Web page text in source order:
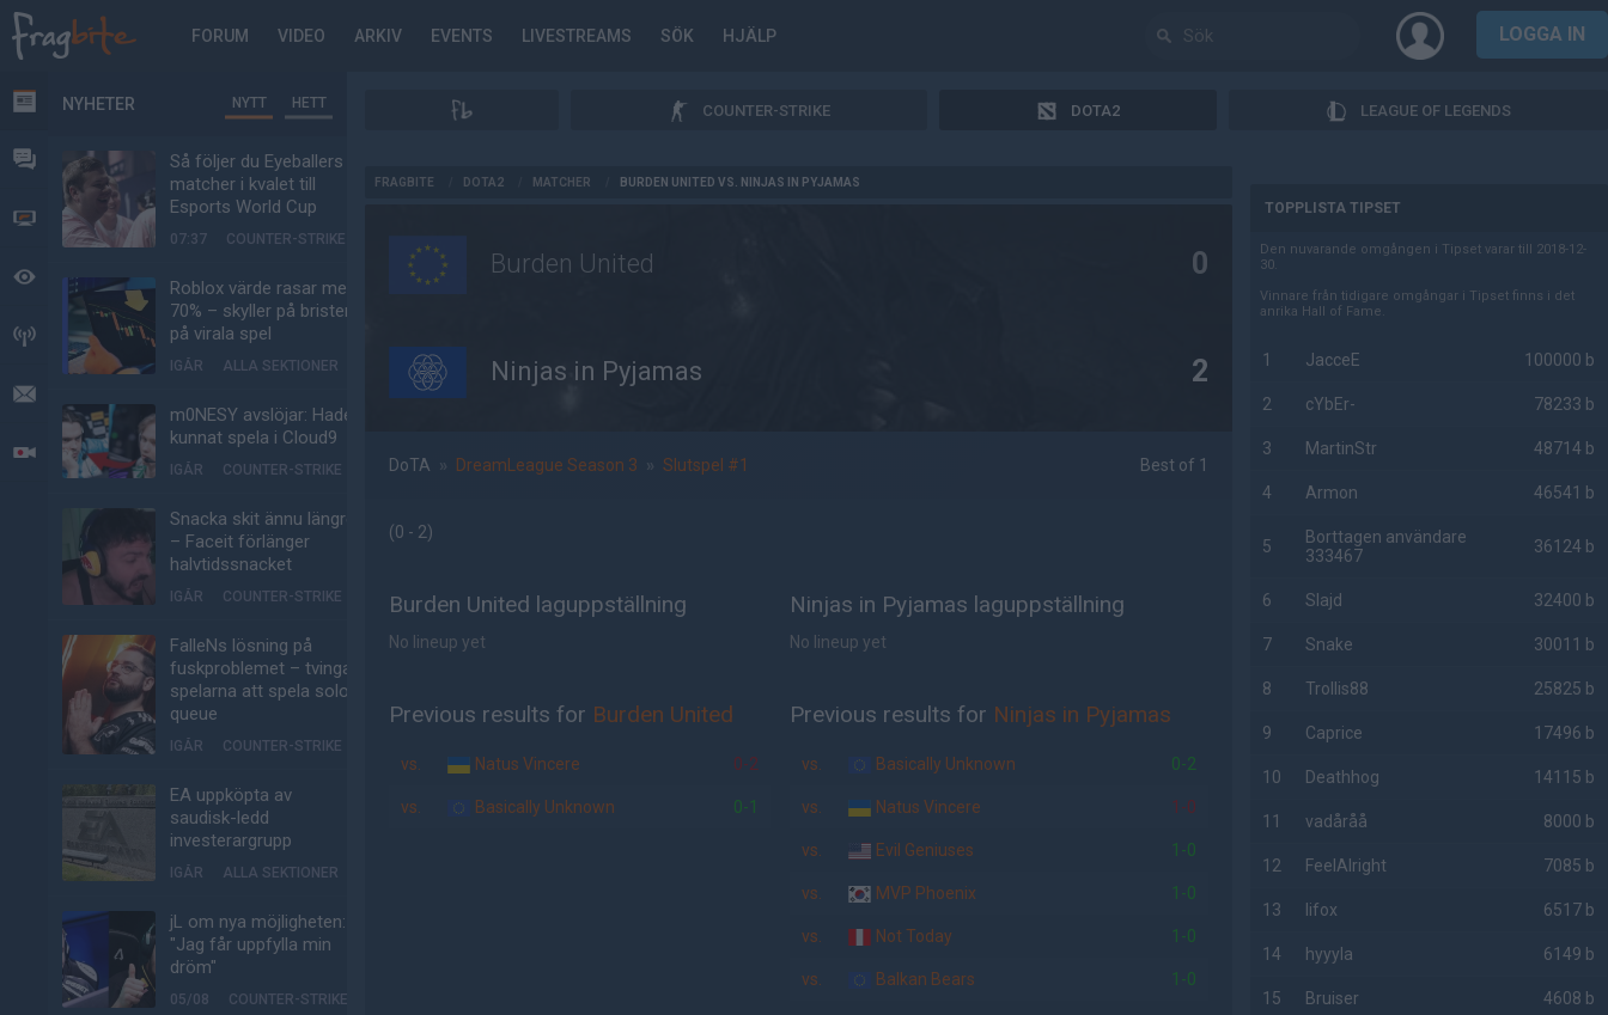
FORUM VIDEO ARKIV EVENTS LIVESTREAMS SÖK HJÄLP LOGGA IN
NYHETER
FORUM
VIDEO
BEVAKAT
HÄNDELSER
LIVESÄNDNINGAR
NYHETER NYTT HETT
Så följer du Eyeballers
matcher i kvalet till
Esports World Cup
07:37 COUNTER-STRIKE
Roblox värde rasar med
70% – skyller på bristen
på virala spel
IGÅR ALLA SEKTIONER
m0NESY avslöjar: Hade
kunnat spela i Cloud9
IGÅR COUNTER-STRIKE
Snacka skit ännu längre
– Faceit förlänger
halvtidssnacket
IGÅR COUNTER-STRIKE
FalleNs lösning på
fuskproblemet – tvinga
spelarna att spela solo-
queue
IGÅR COUNTER-STRIKE
EA uppköpta av
saudisk-ledd
investerargrupp
IGÅR ALLA SEKTIONER
jL om nya möjligheten:
"Jag får uppfylla min
dröm"
05/08 COUNTER-STRIKE
COUNTER-STRIKE DOTA2 LEAGUE OF LEGENDS
FRAGBITE DOTA2 MATCHER BURDEN UNITED VS. NINJAS IN PYJAMAS
Burden United 0
Ninjas in Pyjamas 2
DoTA » DreamLeague Season 3 » Slutspel #1 Best of 1
(0 - 2)
Burden United laguppställning
No lineup yet
Ninjas in Pyjamas laguppställning
No lineup yet
Previous results for Burden United
vs. Natus Vincere 0-2
vs. Basically Unknown 0-1
Previous results for Ninjas in Pyjamas
vs. Basically Unknown 0-2
vs. Natus Vincere 1-0
vs. Evil Geniuses 1-0
vs. MVP Phoenix 1-0
vs. Not Today 1-0
vs. Balkan Bears 1-0
TOPPLISTA TIPSET
Den nuvarande omgången i Tipset varar till 2018-12-
30.
Vinnare från tidigare omgångar i Tipset finns i det
anrika Hall of Fame.
1 JacceE 100000 b
2 cYbEr- 78233 b
3 MartinStr 48714 b
4 Armon 46541 b
5
Borttagen användare
333467
36124 b
6 Slajd 32400 b
7 Snake 30011 b
8 Trollis88 25825 b
9 Caprice 17496 b
10 Deathhog 14115 b
11 vadåråå 8000 b
12 FeelAlright 7085 b
13 lifox 6517 b
14 hyyyla 6149 b
15 Bruiser 4608 b